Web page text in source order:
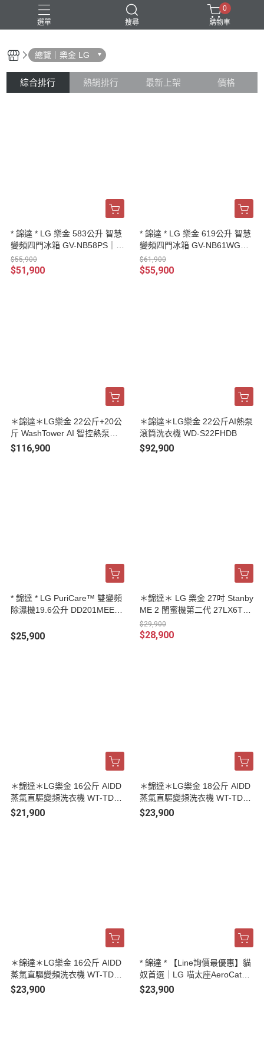
選單 搜尋
Shark｜Ninja 冰箱 滾筒洗衣機 除濕機
0
購物車
總覽｜樂金 LG
綜合排行 熱銷排行 最新上架 價格
* 錦達 * LG 樂金 583公升 智慧
變頻四門冰箱 GV-NB58PS｜星
辰銀
$55,900
$51,900
* 錦達 * LG 樂金 619公升 智慧
變頻四門冰箱 GV-NB61WG｜
雲朵白
$61,900
$55,900
＊錦達＊LG樂金 22公斤+20公
斤 WashTower AI 智控熱泵除
濕洗乾衣機 WD-S2220VM
$116,900
＊錦達＊LG樂金 22公斤AI熱泵
滾筒洗衣機 WD-S22FHDB
$92,900
* 錦達 * LG PuriCare™ 雙變頻
除濕機19.6公升 DD201MEE0
$25,900
＊錦達＊ LG 樂金 27吋 Stanby
ME 2 閨蜜機第二代 27LX6TD
GA
$29,900
$28,900
＊錦達＊LG樂金 16公斤 AIDD
蒸氣直驅變頻洗衣機 WT-TD16
OB
$21,900
＊錦達＊LG樂金 18公斤 AIDD
蒸氣直驅變頻洗衣機 WT-TD18
OB
$23,900
＊錦達＊LG樂金 16公斤 AIDD
蒸氣直驅變頻洗衣機 WT-TD16
HG
$23,900
* 錦達 * 【Line詢價最優惠】貓
奴首選｜LG 喵太座AeroCatTo
wer寵物空氣清淨機 AS251CB
$23,900